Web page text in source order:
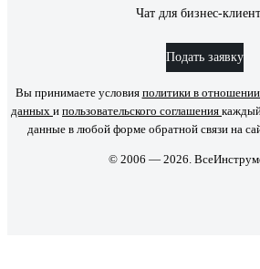
Чат для бизнес-
Подать заявку
Вы принимаете условия политики в
данных и пользовательского соглашения каждый
данные в любой форме обратной связи на
© 2006 — 2026.